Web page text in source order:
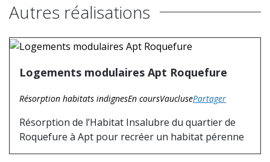
Autres réalisations
Logements modulaires Apt Roquefure
Résorption habitats indignesEn coursVauclusePartager
Résorption de l’Habitat Insalubre du quartier de
Roquefure à Apt pour recréer un habitat pérenne